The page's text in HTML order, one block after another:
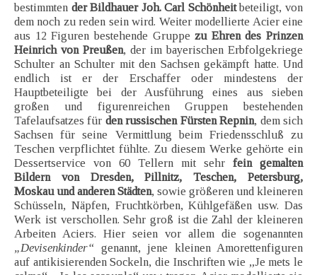
bestimmten der Bildhauer Joh. Carl Schönheitbeteiligt, von
dem noch zu reden sein wird. Weiter modellierte Acier eine
aus 12 Figuren bestehende Gruppezu Ehren des Prinzen
Heinrich von Preußen, der im bayerischen Erbfolgekriege
Schulter an Schulter mit den Sachsen gekämpft hatte. Und
endlich ist er der Erschaffer oder mindestens der
Hauptbeteiligte bei der Ausführung eines aus sieben
großen und figurenreichen Gruppen bestehenden
Tafelaufsatzes für den russischen Fürsten Repnin, dem sich
Sachsen für seine Vermittlung beim Friedensschluß zu
Teschen verpflichtet fühlte. Zu diesem Werke gehörte ein
Dessertservice von 60 Tellern mit sehr fein gemalten
Bildern von Dresden, Pillnitz, Teschen, Petersburg,
Moskau und anderen Städten, sowie größeren und kleineren
Schüsseln, Näpfen, Fruchtkörben, Kühlgefäßen usw. Das
Werk ist verschollen. Sehr groß ist die Zahl der kleineren
Arbeiten Aciers. Hier seien vor allem die sogenannten
„Devisenkinder“ genannt, jene kleinen Amorettenfiguren
auf antikisierenden Sockeln, die Inschriften wie „Je mets le